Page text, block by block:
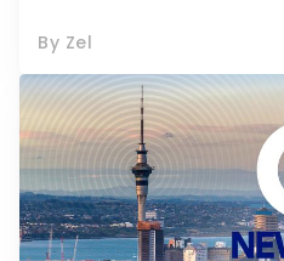
By Zel